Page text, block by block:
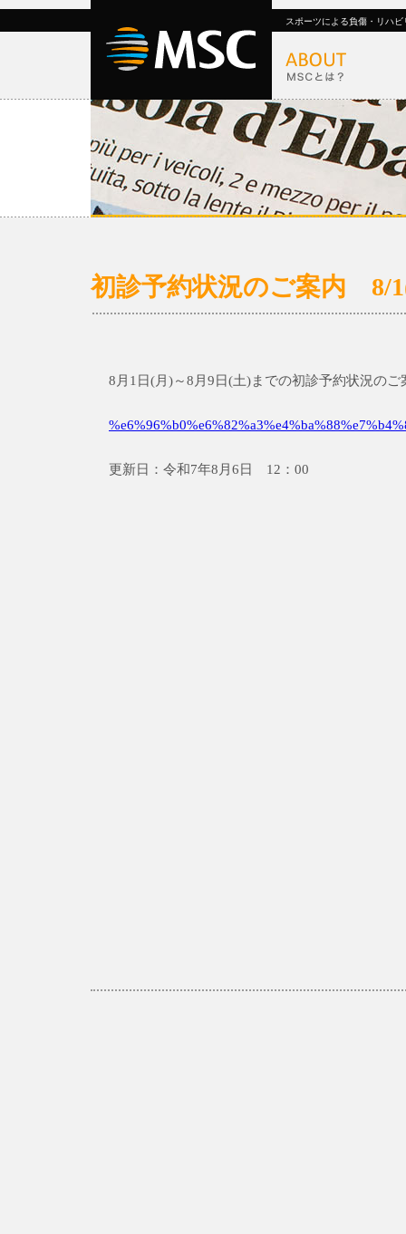
スポーツによる負傷・リハ
初診予約状況のご案内 8/
8月1日(月)～8月9日(土)までの初診予約状況のご
更新日：令和7年8月6日 12：00